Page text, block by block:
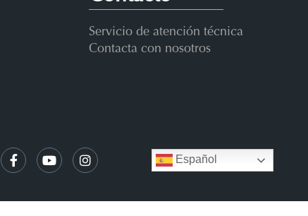
Servicio de atención técnica
Contacta con nosotros
Español